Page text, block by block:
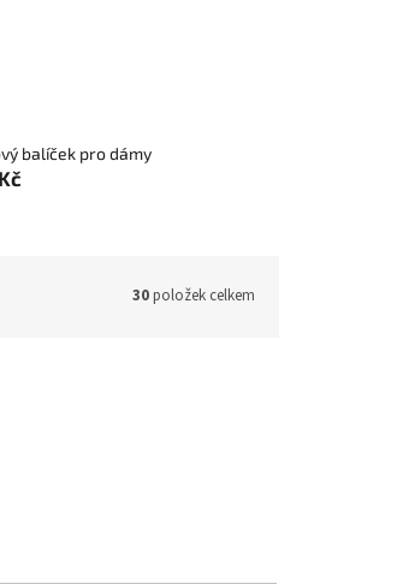
balíček pro dámy
30položek celkem